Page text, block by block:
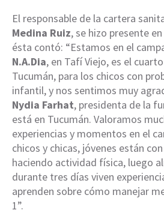
El responsable de la cartera
Medina Ruiz, se hizo presente
ésta contó: “Estamos en el
N.A.Dia, en Tafí Viejo, es el
Tucumán, para los chicos con
infantil, y nos sentimos muy
Nydia Farhat, presidenta de la
está en Tucumán. Valoramos
experiencias y momentos en el
chicos y chicas, jóvenes están
haciendo actividad física, luego
durante tres días viven
aprenden sobre cómo manejar
1”.